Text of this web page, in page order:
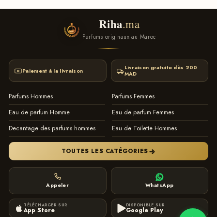
Riha.ma
Parfums originaux au Maroc
Paiement à la livraison
Livraison gratuite dès 200
MAD
Parfums Hommes
Parfums Femmes
Eau de parfum Homme
Eau de parfum Femmes
Decantage des parfums hommes
Eau de Toilette Hommes
TOUTES LES CATÉGORIES
Appeler WhatsApp
TÉLÉCHARGER SUR
App Store
DISPONIBLE SUR
Google Play